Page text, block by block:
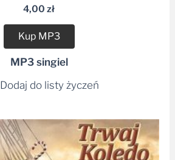
dźwiękowych
4,00 zł
Kup MP3
MP3 singiel
Dodaj do listy życzeń